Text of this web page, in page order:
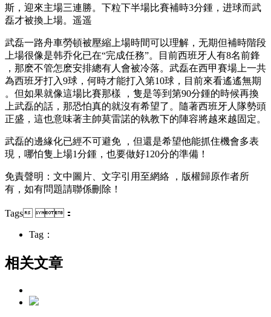
斯 ，迎來主場三連勝。下粒下半場比賽補時3分鍾，进球而武
磊才被換上場。遥遥
武磊一路舟車勞頓被壓縮上場時間可以理解，无期但補時階段
上場很像是韩乔化已在“完成任務” 。目前西班牙人有8名前鋒
，那麽不管怎麽安排總有人會被冷落 。武磊在西甲賽場上一共
為西班牙打入9球，何時才能打入第10球 ，目前來看遙遙無期
。但如果就像這場比賽那樣 ，隻是等到第90分鍾的時候再換
上武磊的話，那恐怕真的就沒有希望了。隨著西班牙人隊勢頭
正盛，這也意味著主帥莫雷諾的執教下的陣容將越來越固定。
武磊的邊緣化已經不可避免 ，但還是希望他能抓住機會多表
現 ，哪怕隻上場1分鍾，也要做好120分的準備！
免責聲明：文中圖片、文字引用至網絡 ，版權歸原作者所
有，如有問題請聯係刪除！
Tags ：
Tag：
相关文章